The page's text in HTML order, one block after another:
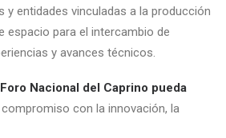
y entidades vinculadas a la producción
espacio para el intercambio de
y avances técnicos.
Foro Nacional del Caprino pueda
con la innovación, la